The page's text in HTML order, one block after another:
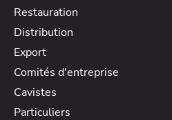
Restauration
Distribution
Export
Comités d'entreprise
Cavistes
Particuliers